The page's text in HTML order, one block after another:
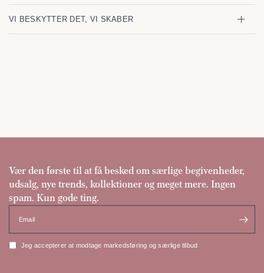
VI BESKYTTER DET, VI SKABER
Vær den første til at få besked om særlige begivenheder,
udsalg, nye trends, kollektioner og meget mere. Ingen
spam. Kun gode ting.
Email
Jeg accepterer at modtage markedsføring og særlige tilbud